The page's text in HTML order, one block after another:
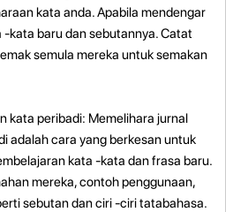
kata anda. Apabila mendengar
kata baru dan sebutannya. Catat
semula mereka untuk semakan
kata peribadi: Memelihara jurnal
adalah cara yang berkesan untuk
kata -kata dan frasa baru.
mereka, contoh penggunaan,
sebutan dan ciri -ciri tatabahasa.